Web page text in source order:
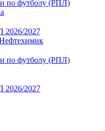
по футболу (РПЛ)
2026/2027
по футболу (РПЛ)
2026/2027